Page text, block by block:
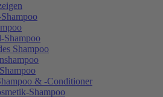
Shampoo
Shampoo
& -Conditioner
Shampoo